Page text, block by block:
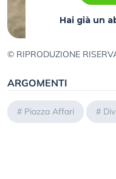
Hai già un
© RIPRODUZIONE
ARGOMENTI
# Piazza Affari #